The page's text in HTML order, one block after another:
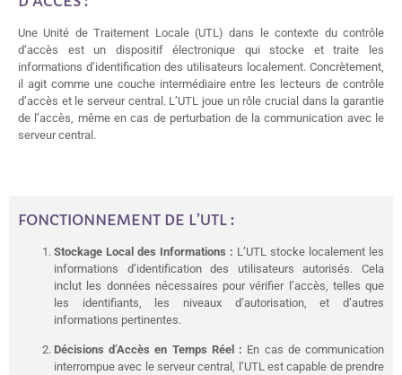
Une Unité de Traitement Locale (UTL) dans le contexte du contrôle
d’accès est un dispositif électronique qui stocke et traite les
informations d’identification des utilisateurs localement. Concrètement,
il agit comme une couche intermédiaire entre les lecteurs de contrôle
d’accès et le serveur central. L’UTL joue un rôle crucial dans la garantie
de l’accès, même en cas de perturbation de la communication avec le
serveur central.
FONCTIONNEMENT DE L’UTL :
Stockage Local des Informations : L’UTL stocke localement les
informations d’identification des utilisateurs autorisés. Cela
inclut les données nécessaires pour vérifier l’accès, telles que
les identifiants, les niveaux d’autorisation, et d’autres
informations pertinentes.
Décisions d’Accès en Temps Réel : En cas de communication
interrompue avec le serveur central, l’UTL est capable de prendre